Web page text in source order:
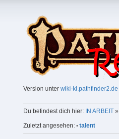
Version unter wiki-kl.pathfinder2.de
Du befindest dich hier: IN ARBEIT»
Zuletzt angesehen: • talent